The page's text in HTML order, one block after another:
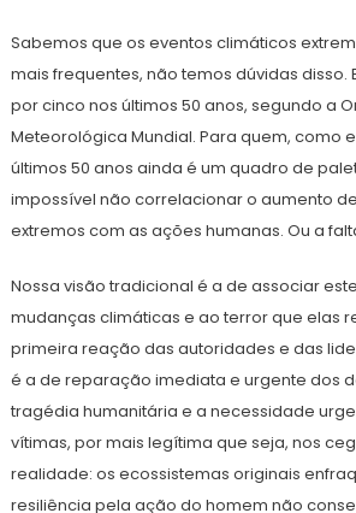
Sabemos que os eventos climáticos
mais frequentes, não temos dúvidas disso.
por cinco nos últimos 50 anos, segundo a
Meteorológica Mundial. Para quem, como
últimos 50 anos ainda é um quadro de
impossível não correlacionar o aumento
extremos com as ações humanas. Ou a
Nossa visão tradicional é a de associar
mudanças climáticas e ao terror que elas
primeira reação das autoridades e das
é a de reparação imediata e urgente dos
tragédia humanitária e a necessidade
vítimas, por mais legítima que seja, nos
realidade: os ecossistemas originais
resiliência pela ação do homem não